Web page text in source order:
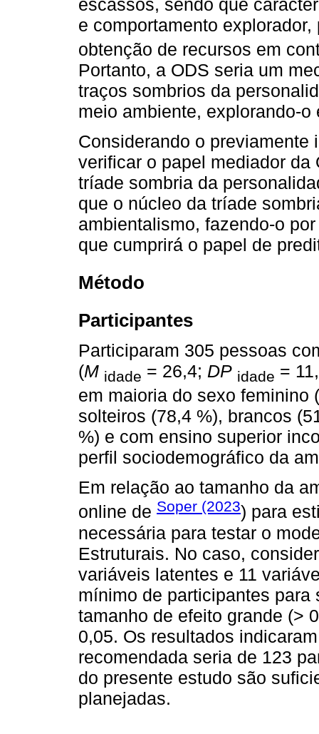
escassos, sendo que
e comportamento
obtenção de recursos em
Portanto, a ODS seria um
traços sombrios da
meio ambiente, explorando-
Considerando o
verificar o papel mediador
tríade sombria da
que o núcleo da tríade
ambientalismo, fazendo-o
que cumprirá o papel de
Método
Participantes
Participaram 305 pessoas
(M idade = 26,4; DP idade =
em maioria do sexo feminino
solteiros (78,4 %), brancos
%) e com ensino superior
perfil sociodemográfico da
Em relação ao tamanho da
online de Soper (2023) para
necessária para testar o
Estruturais. No caso,
variáveis latentes e 11
mínimo de participantes para
tamanho de efeito grande (>
0,05. Os resultados
recomendada seria de 123
do presente estudo são
planejadas.